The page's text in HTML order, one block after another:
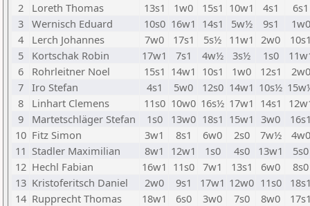
2
Loreth Thomas 13s1 1w0 15s1 10w1 4s1
6s1
3 Wernisch Eduard 10s0 16w1 14s1 5w½ 9s1
1w0
4
Lerch Johannes 7w0 17s1 5s½ 11w1 2w0
5
Kortschak Robin 17w1 7s1 4w½ 3s½ 1s0
6
Rohrleitner Noel 15s1 14w1 10s1 1w0 12s1
2w0
7 Iro Stefan 4s1 5w0 12s0 14w1 10s½
8
Linhart Clemens 11s0 10w0 16s½ 17w1 14s1
9
Martetschläger Stefan 1s0 13w0 18s1 15w1 3w0
10 Fitz Simon 3w1 8s1 6w0 2s0 7w½
4w0
11 Stadler Maximilian 8w1 12w1 1s0 4s0 13w1
5s0
12 Hechl Fabian 16w1 11s0 7w1 13s1 6w0
8s0
13 Kristoferitsch Daniel 2w0 9s1 17w1 12w0 11s0
14 Rupprecht Thomas 18w1 6s0 3w0 7s0 8w0